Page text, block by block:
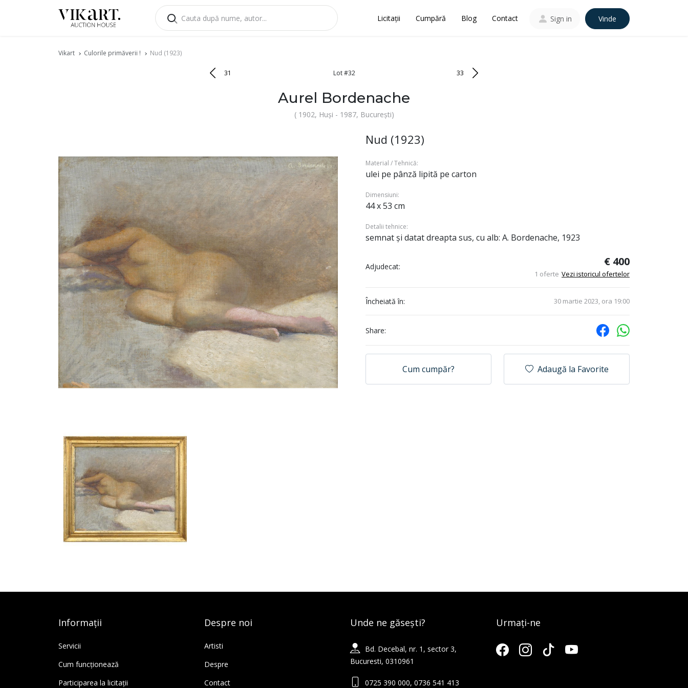
Licitații Cumpără Blog Contact Sign in Vinde
Vikart Culorile primăverii ! Nud (1923)
31 Lot #32 33
Aurel Bordenache
( 1902, Huși - 1987, București)
Nud (1923)
Material / Tehnică:
ulei pe pânză lipită pe carton
Dimensiuni:
44 x 53 cm
Detalii tehnice:
semnat și datat dreapta sus, cu alb: A. Bordenache, 1923
Adjudecat: € 400
1 oferte Vezi istoricul ofertelor
Încheiată în: 30 martie 2023, ora 19:00
Share:
Cum cumpăr? Adaugă la Favorite
Informații
Servicii
Cum funcționează
Participarea la licitații
Despre noi
Artisti
Despre
Contact
Unde ne găsești?
Bd. Decebal, nr. 1, sector 3,
Bucuresti, 0310961
0725 390 000, 0736 541 413
Urmați-ne